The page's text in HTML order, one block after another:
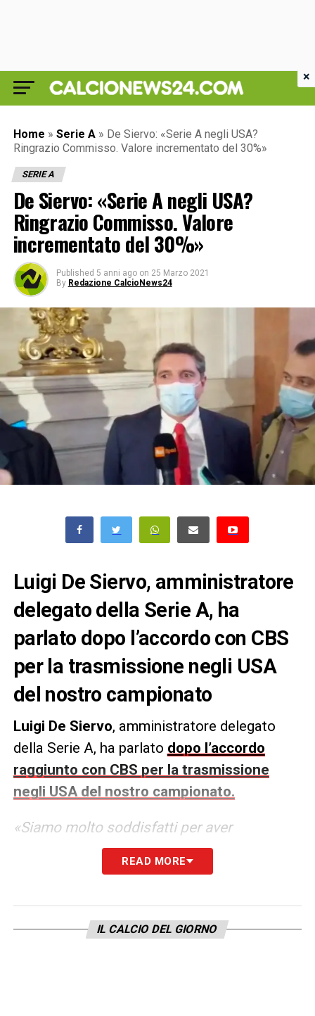
Home » Serie A » De Siervo: «Serie A negli USA?
Ringrazio Commisso. Valore incrementato del 30%»
SERIE A
De Siervo: «Serie A negli USA?
Ringrazio Commisso. Valore
incrementato del 30%»
Published 5 anni ago on 25 Marzo 2021
By Redazione CalcioNews24
Luigi De Siervo, amministratore
delegato della Serie A, ha
parlato dopo l’accordo con CBS
per la trasmissione negli USA
del nostro campionato
Luigi De Siervo, amministratore delegato
della Serie A, ha parlato dopo l’accordo
raggiunto con CBS per la trasmissione
negli USA del nostro campionato.
«Siamo molto soddisfatti per aver
assegnato i diritti audiovisivi delle nostre
competizioni, per il triennio 21/24, a una
abbiamo incrementato di oltre il 30% il
READ MORE
IL CALCIO DEL GIORNO
×